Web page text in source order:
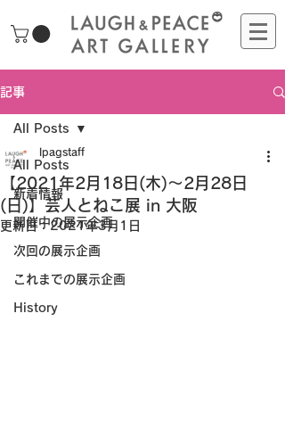
記事
All Posts
新着情報
開催中の展示企画
次回の展示企画
これまでの展示企画
History
All Posts
【2021年2月18日(木)～2月28日
(日)】芸人とねこ展 in 大阪
lpagstaff
更新日：2021年3月1日